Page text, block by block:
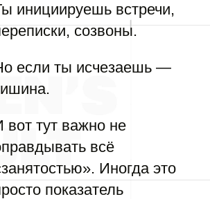
инициируешь встречи,
созвоны.
если ты исчезаешь —
вот тут важно не
всё
Иногда это
показатель